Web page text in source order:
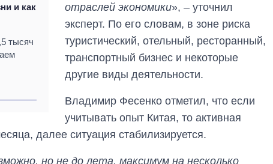
и как
тысяч
отраслей экономики», – уточнил
эксперт. По его словам, в зоне риска
туристический, отельный, ресторанный,
транспортный бизнес и некоторые
другие виды деятельности.
Владимир Фесенко отметил, что если
учитывать опыт Китая, то активная
далее ситуация стабилизируется.
но не до лета, максимум на несколько
Дефицит памяти:
как вырос спрос
на чипы за
что прогнозируют